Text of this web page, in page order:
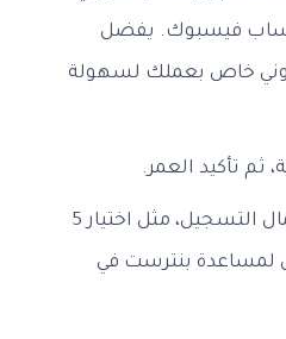
فيسبوك. يفضل
خاص بعملك لسهولة
ثم تأكيد العمر.
اتبع التعليمات لإكمال التسجيل، مثل اختيار 5
لمساعدة بنترست في